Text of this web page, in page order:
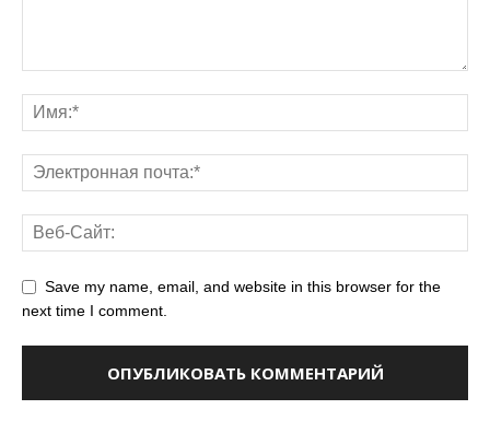
Save my name, email, and website in this browser for the
next time I comment.